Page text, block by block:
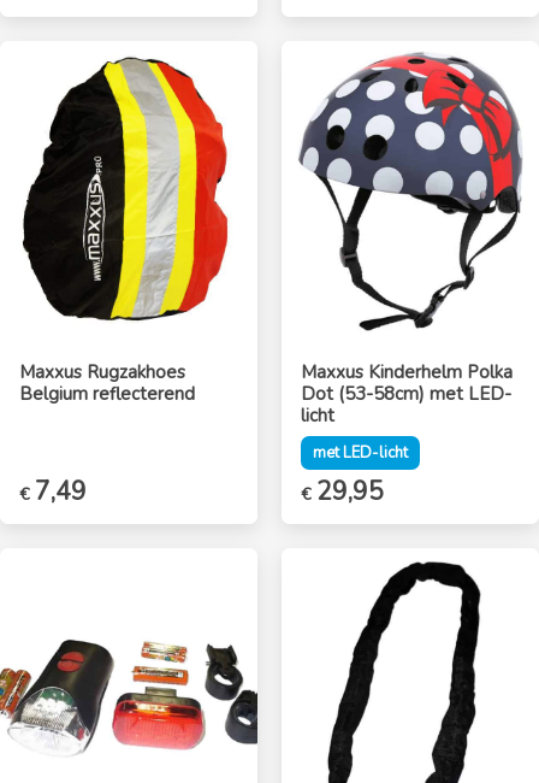
€3,49.
Maxxus Rugzakhoes
Belgium reflecterend
€ 7,49
Maxxus Kinderhelm Polka
Dot (53-58cm) met LED-
licht
met LED-licht
Oorspronkelijke
€ 29,95
€29,95.